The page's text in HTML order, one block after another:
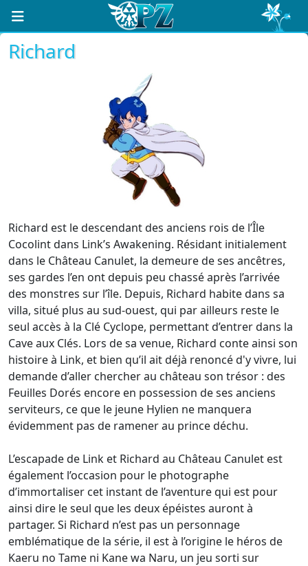
Richard
Richard est le descendant des anciens rois de l’Île
Cocolint dans Link’s Awakening. Résidant initialement
dans le Château Canulet, la demeure de ses ancêtres,
ses gardes l’en ont depuis peu chassé après l’arrivée
des monstres sur l’île. Depuis, Richard habite dans sa
villa, situé plus au sud-ouest, qui par ailleurs reste le
seul accès à la Clé Cyclope, permettant d’entrer dans la
Cave aux Clés. Lors de sa venue, Richard conte ainsi son
histoire à Link, et bien qu’il ait déjà renoncé d'y vivre, lui
demande d’aller chercher au château son trésor : des
Feuilles Dorés encore en possession de ses anciens
serviteurs, ce que le jeune Hylien ne manquera
évidemment pas de ramener au prince déchu.
L’escapade de Link et Richard au Château Canulet est
également l’occasion pour le photographe
d’immortaliser cet instant de l’aventure qui est pour
ainsi dire le seul que les deux épéistes auront à
partager. Si Richard n’est pas un personnage
emblématique de la série, il est à l’origine le héros de
Kaeru no Tame ni Kane wa Naru, un jeu sorti sur